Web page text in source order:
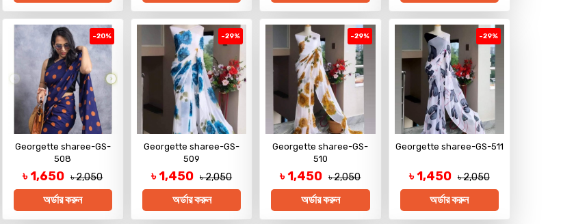
-20%
Georgette sharee-GS-
508
৳ 1,650 ৳ 2,050
অর্ডার করুন
-29%
Georgette sharee-GS-
509
৳ 1,450 ৳ 2,050
অর্ডার করুন
-29%
Georgette sharee-GS-
510
৳ 1,450 ৳ 2,050
অর্ডার করুন
-29%
Georgette sharee-GS-511
৳ 1,450 ৳ 2,050
অর্ডার করুন